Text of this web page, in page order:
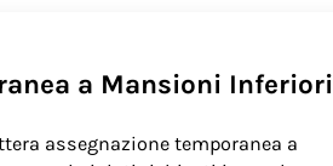
a Mansioni Inferiori
assegnazione temporanea a